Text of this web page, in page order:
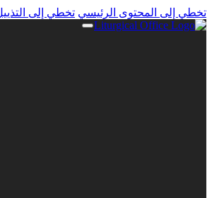
تخطي إلى المحتوى الرئيسي تخطي إلى